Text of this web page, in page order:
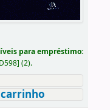
para empréstimo:
] (2).